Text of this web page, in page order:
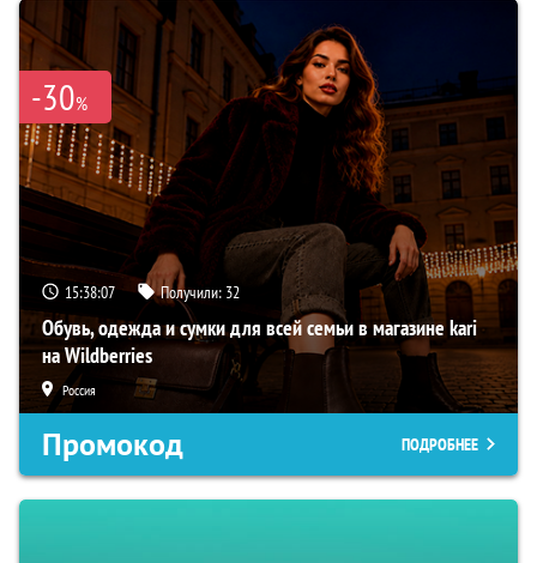
-30%
15:38:06 Получили: 32
Обувь, одежда и сумки для всей семьи в магазине kari
на Wildberries
Россия
Промокод ПОДРОБНЕЕ